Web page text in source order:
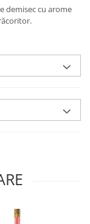
demisec cu arome